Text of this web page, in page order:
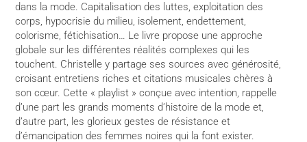
dans la mode. Capitalisation des luttes, exploitation des
corps, hypocrisie du milieu, isolement, endettement,
colorisme, fétichisation… Le livre propose une approche
globale sur les différentes réalités complexes qui les
touchent. Christelle y partage ses sources avec générosité,
croisant entretiens riches et citations musicales chères à
son cœur. Cette « playlist » conçue avec intention, rappelle
d’une part les grands moments d’histoire de la mode et,
d’autre part, les glorieux gestes de résistance et
d’émancipation des femmes noires qui la font exister.